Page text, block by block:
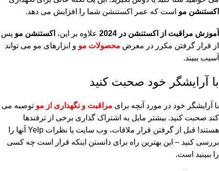
اکستنشن مو است که عمر اکستنشن شما را افزایش می دهد.
آموزش مراقبت از اکستنشن در 2024 علاوه بر این، اکستنشن مو پس
از قرار گرفتن مکرر در معرض محصولات مو و ابزارهای مو می تواند
آسیب ببیند.
با آرایشگر خود صحبت کنید
با آرایشگر خود در مورد آنچه برای مراقبت و نگهداری از مو توصیه می
کند صحبت کنید. بیشتر مایل به اشتراک گذاری برخی از ترفندها
هستند! قبل از گرفتن قرار ملاقات، وب سایت یا نظرات Yelp آنها را
بررسی کنید – این بهترین راه برای دانستن اینکه قرار است چه کسی
را ببینید است.